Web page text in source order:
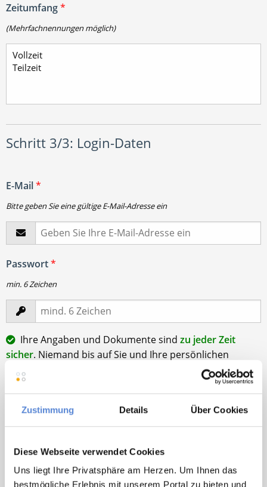
Zustimmung Details Über Cookies
Diese Webseite verwendet Cookies
Uns liegt Ihre Privatsphäre am Herzen. Um Ihnen das
bestmögliche Erlebnis mit unserem Portal zu bieten und
Zeitumfang*
(Mehrfachnennungen möglich)
Schritt 3/3: Login-Daten
E-Mail*
Bitte geben Sie eine gültige E-Mail-Adresse ein
Passwort*
min. 6 Zeichen
Ihre Angaben und Dokumente sind zu jeder Zeit
sicher. Niemand bis auf Sie und Ihre persönlichen
Betreuer haben Zugriff auf Ihre Daten.
Erst nach Ihrer Freigabe
zu einem konkreten
gewünschten Praxen weiter.
AGBdes Deutscher Hausarzt Service Kundenkontos
sowie den Datenschutzbestimmungen der Deutscher
Hausarzt Service, Talentzeit GmbH, 33611 Bielefeld. zu.